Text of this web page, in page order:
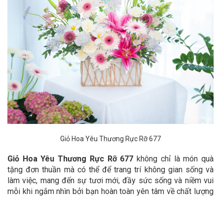
Giỏ Hoa Yêu Thương Rực Rỡ 677
Giỏ Hoa Yêu Thương Rực Rỡ 677 không chỉ là món quà
tặng đơn thuần mà có thể để trang trí không gian sống và
làm việc, mang đến sự tươi mới, đầy sức sống và niềm vui
mỗi khi ngắm nhìn bởi bạn hoàn toàn yên tâm về chất lượng